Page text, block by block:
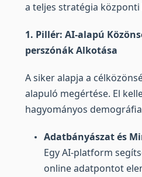
a teljes stratégia
1. Pillér: AI-alapú
perszónák Alkotása
A siker alapja a
alapuló megértése. El
hagyományos
Adatbányászat és
Egy AI-platform
online adatpontot